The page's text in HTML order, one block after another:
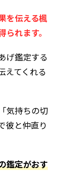
を伝える楓
れます。
げ鑑定する
えてくれる
気持ちの切
彼と仲直り
鑑定がおす